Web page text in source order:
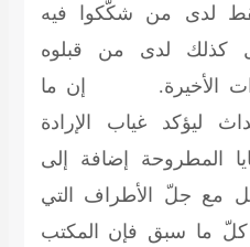
لدى من شكّكوا فيه
كذلك لدى من قبلوه
الأخيرة. إن ما
ليؤكد غياب الإرادة
المطروحة إضافة إلى
مع جلّ الأطراف التي
ما سبق فإن المكتب